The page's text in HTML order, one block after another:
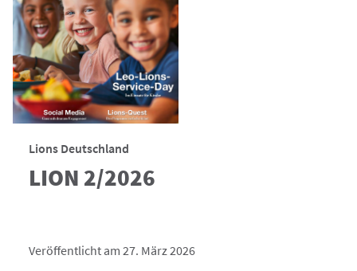
Lions Deutschland
LION 2/2026
Veröffentlicht am 27. März 2026